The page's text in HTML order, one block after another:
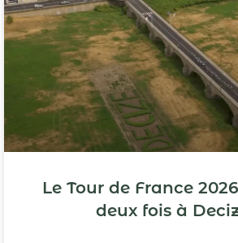
Le Tour de France
deux fois à